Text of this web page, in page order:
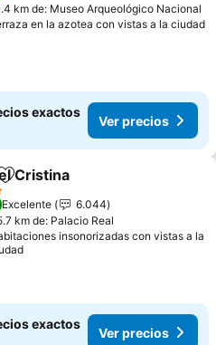
km de: Museo Arqueológico Nacional
en la azotea con vistas a la ciudad
exactos
Ver precios
Agregar a favoritos
Cristina
Excelente
6.044
km de: Palacio Real
insonorizadas con vistas a la
exactos
Ver precios